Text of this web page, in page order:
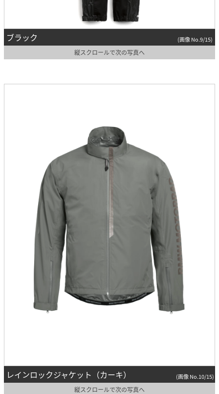
ブラック (画像 No.9/15)
縦スクロールで次の写真へ
レインロックジャケット（カーキ） (画像 No.10/15)
縦スクロールで次の写真へ